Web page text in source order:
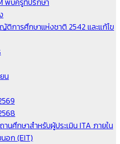
การศึกษาแห่งชาติ 2542 และแก้ไข
น
านศึกษาสำหรับผู้ประเมิน ITA ภายใน
อก (EIT)